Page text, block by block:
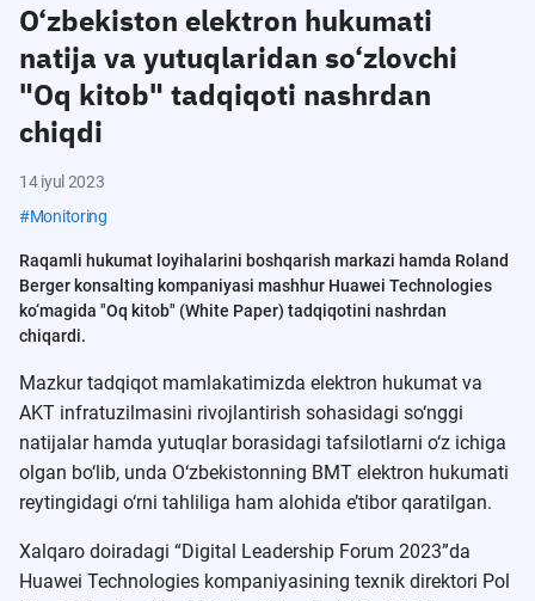
O‘zbekiston elektron hukumati
natija va yutuqlaridan so‘zlovchi
"Oq kitob" tadqiqoti nashrdan
chiqdi
14 iyul 2023
#Monitoring
Raqamli hukumat loyihalarini boshqarish markazi hamda Roland
Berger konsalting kompaniyasi mashhur Huawei Technologies
ko‘magida "Oq kitob" (White Paper) tadqiqotini nashrdan
chiqardi.
Mazkur tadqiqot mamlakatimizda elektron hukumat va
AKT infratuzilmasini rivojlantirish sohasidagi so‘nggi
natijalar hamda yutuqlar borasidagi tafsilotlarni o‘z ichiga
olgan bo‘lib, unda O‘zbekistonning BMT elektron hukumati
reytingidagi o‘rni tahliliga ham alohida e’tibor qaratilgan.
Xalqaro doiradagi “Digital Leadership Forum 2023”da
Huawei Technologies kompaniyasining texnik direktori Pol